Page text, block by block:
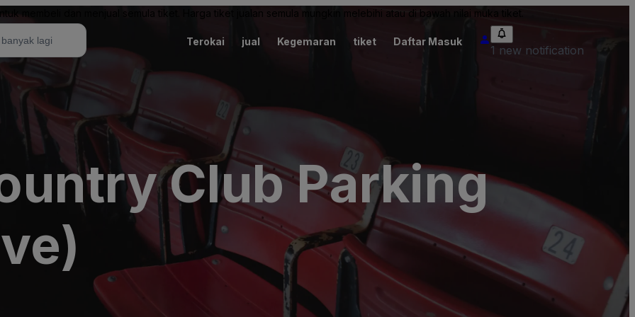
membeli dan menjual semula tiket. Harga tiket jualan semula mungkin melebihi atau di bawah nilai muka tiket.
Terokai jual Kegemaran tiket Daftar Masuk
1 new notification
Club Parking